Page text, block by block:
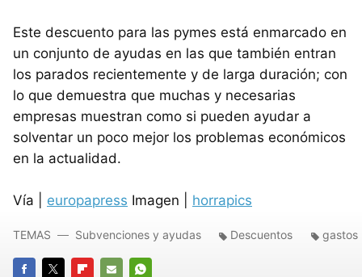
Este descuento para las pymes está enmarcado en
un conjunto de ayudas en las que también entran
los parados recientemente y de larga duración; con
lo que demuestra que muchas y necesarias
empresas muestran como si pueden ayudar a
solventar un poco mejor los problemas económicos
en la actualidad.
Vía | europapress Imagen | horrapics
TEMAS Subvenciones y ayudas Descuentos gastos